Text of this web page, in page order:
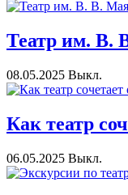
Театр им. В.
08.05.2025 Выкл.
Как театр
06.05.2025 Выкл.